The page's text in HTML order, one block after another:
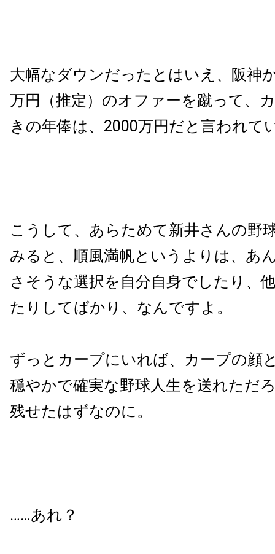
大幅なダウンだったとはいえ、阪神
万円（推定）のオファーを蹴って、
きの年俸は、 2000万円だと言われて
こうして、あらためて新井さんの野
みると、順風満帆というよりは、あ
さそうな選択を自分自身でしたり、
たりしてばかり、なんですよ。
ずっとカープにいれば、カープの顔
穏やかで確実な野球人生を送れただ
残せたはずなのに。
……あれ？